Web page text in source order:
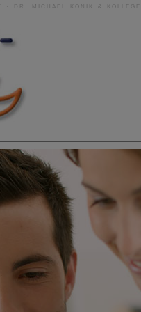
· DR. MICHAEL KONIK &